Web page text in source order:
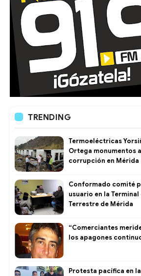
TRENDING
Termoeléctricas
Ortega monumentos
corrupción en Mérida
Conformado comité
usuario en la
Terrestre de Mérida
“Comerciantes
los apagones
Protesta pacífica en